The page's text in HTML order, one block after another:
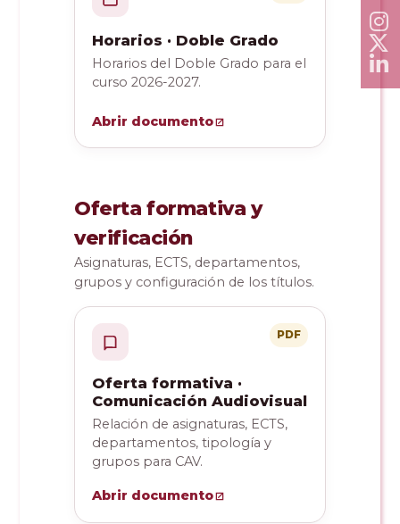
Horarios · Doble Grado
Horarios del Doble Grado para el
curso 2026-2027.
Abrir documento
Oferta formativa y
verificación
Asignaturas, ECTS, departamentos,
grupos y configuración de los títulos.
PDF
Oferta formativa ·
Comunicación Audiovisual
Relación de asignaturas, ECTS,
departamentos, tipología y
grupos para CAV.
Abrir documento